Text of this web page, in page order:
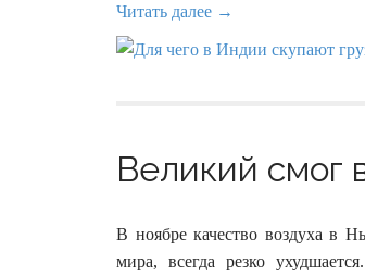
Читать далее →
Великий смог
В ноябре качество воздуха в
мира, всегда резко